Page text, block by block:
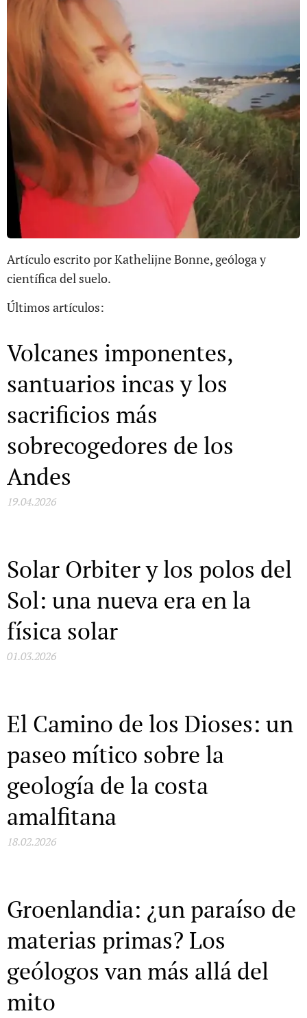
Artículo escrito por Kathelijne Bonne, geóloga y
científica del suelo.
Últimos artículos:
Volcanes imponentes,
santuarios incas y los
sacrificios más
sobrecogedores de los
Andes
19.04.2026
Solar Orbiter y los polos del
Sol: una nueva era en la
física solar
01.03.2026
El Camino de los Dioses: un
paseo mítico sobre la
geología de la costa
amalfitana
18.02.2026
Groenlandia: ¿un paraíso de
materias primas? Los
geólogos van más allá del
mito